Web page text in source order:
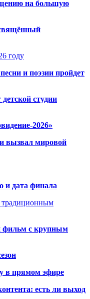
на большую
году
и поэзии пройдет
студии
2026»
вызвал мировой
и дата финала
традиционным
фильм с крупным
у в прямом эфире
есть ли выход